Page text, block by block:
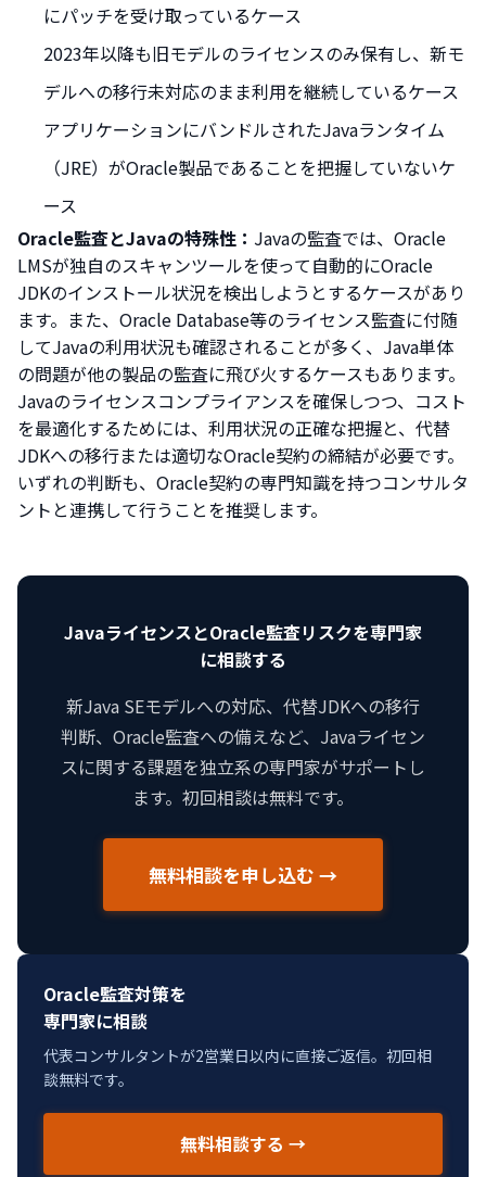
にパッチを受け取っているケース
2023年以降も旧モデルのライセンスのみ保有し、新モ
デルへの移行未対応のまま利用を継続しているケース
アプリケーションにバンドルされたJavaランタイム
（JRE）がOracle製品であることを把握していないケ
ース
Oracle監査とJavaの特殊性： Javaの監査では、Oracle
LMSが独自のスキャンツールを使って自動的にOracle
JDKのインストール状況を検出しようとするケースがあり
ます。また、Oracle Database等のライセンス監査に付随
してJavaの利用状況も確認されることが多く、Java単体
の問題が他の製品の監査に飛び火するケースもあります。
Javaのライセンスコンプライアンスを確保しつつ、コスト
を最適化するためには、利用状況の正確な把握と、代替
JDKへの移行または適切なOracle契約の締結が必要です。
いずれの判断も、Oracle契約の専門知識を持つコンサルタ
ントと連携して行うことを推奨します。
JavaライセンスとOracle監査リスクを専門家
に相談する
新Java SEモデルへの対応、代替JDKへの移行
判断、Oracle監査への備えなど、Javaライセン
スに関する課題を独立系の専門家がサポートし
ます。初回相談は無料です。
無料相談を申し込む →
Oracle監査対策を
専門家に相談
代表コンサルタントが2営業日以内に直接ご返信。初回相
談無料です。
無料相談する →